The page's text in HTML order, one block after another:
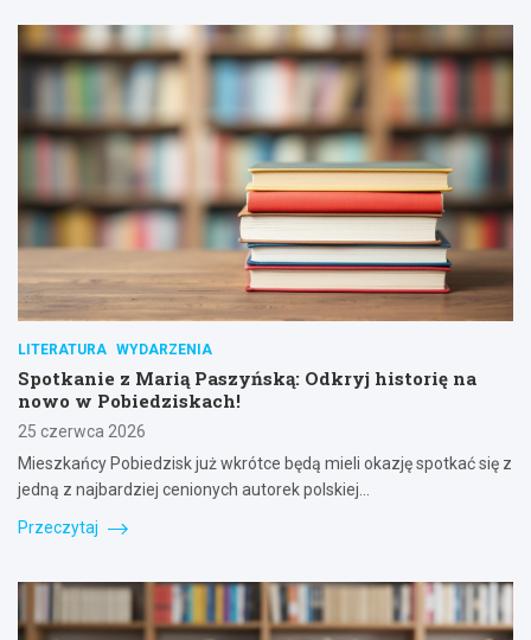
LITERATURA WYDARZENIA
Spotkanie z Marią Paszyńską: Odkryj historię na
nowo w Pobiedziskach!
25 czerwca 2026
Mieszkańcy Pobiedzisk już wkrótce będą mieli okazję spotkać się z
jedną z najbardziej cenionych autorek polskiej…
Przeczytaj